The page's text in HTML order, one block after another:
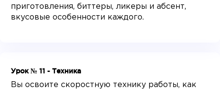
приготовления, биттеры, ликеры и абсент,
вкусовые особенности каждого.
Урок № 11 - Техника
Вы освоите скоростную технику работы, как